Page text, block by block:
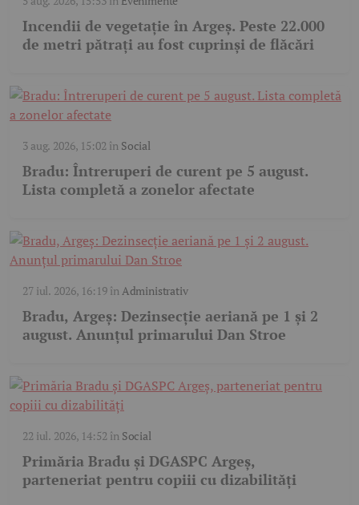
Incendii de vegetație în Argeș. Peste 22.000
de metri pătrați au fost cuprinși de flăcări
3 aug. 2026, 15:02 în Social
Bradu: Întreruperi de curent pe 5 august.
Lista completă a zonelor afectate
27 iul. 2026, 16:19înAdministrativ
Bradu, Argeș: Dezinsecție aeriană pe 1 și 2
august. Anunțul primarului Dan Stroe
22 iul. 2026, 14:52 în Social
Primăria Bradu și DGASPC Argeș,
parteneriat pentru copiii cu dizabilități